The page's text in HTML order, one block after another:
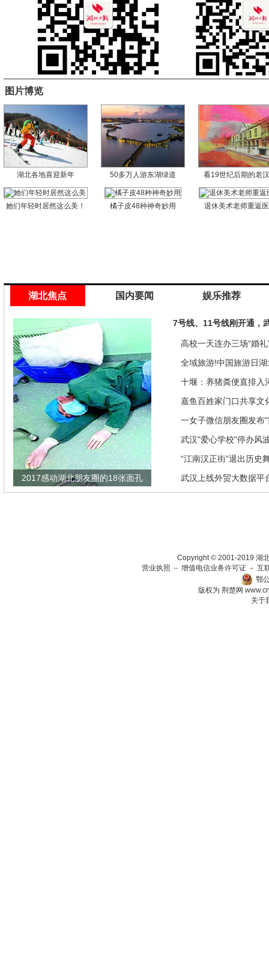
图片博览
湖北各地喜迎新年 50多万人游东湖绿道 看19世纪后期的老
她们年轻时居然这么美！ 橘子皮48种神奇妙用 退休美术老师重返
湖北焦点 国内要闻 娱乐推荐
2017感动湖北朋友圈的18张面孔
7号线、11号线刚开通，
高校一天连办三场“婚
来是因为…
全域旅游!中国旅游日
推优惠政策
十堰：养猪粪便直排入
偿40余万元
嘉鱼百姓家门口共享文
馆讲座家里看
一女子微信朋友圈发布
发现竟是闹剧
武汉"爱心学校"停办风
“江南汉正街”退出历史
武汉上线外贸大数据平
Copyright © 2001-2019 湖
营业执照 － 增值电信业务许可证 － 互
鄂
版权为 荆楚网
关于